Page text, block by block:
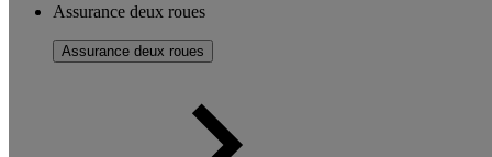
Assurance deux roues
Assurance deux roues